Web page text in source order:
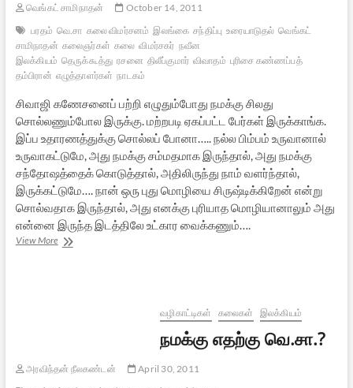
வெங்கட் சாமிநாதன்
October 14, 2011
பரதம் வெ.சா கலை விமர்சனம் இலங்கை சந்திப்பு உரையாடுதல் வெங்கட்
சாமிநாதன் கலைஞர்கள் கலை விமர்சகர் நவீன
இலக்கியம் தெருக்கூத்து ரசனை திலீப்குமார் விவாதம் புரிசை கண்ணப்பத்
தம்பிரான் எழுத்தாளர்கள் நாடகம்
சிவாஜி கணேசனைப் பற்றி எழுதும்போது நமக்கு சிலது
சொல்லணும்போல இருக்கு. மற்றபடி ஏகப்பட்ட பேர்கள் இருக்காங்க.
இப்ப உதாரணத்துக்கு சொல்லப் போனா….. நல்ல பிம்பம் உருவானால்
உருவாகட்டுமே, அது நமக்கு சம்மதமாக இருந்தால், அது நமக்கு
சந்தோஷத்தைக் கொடுத்தால், அதிலிருந்து நாம் வளர்ந்தால்,
இருக்கட்டுமே…. நான் ஒரு புது மொழியை சிருஷ்டிக்கிறேன் என்று
சொல்வதாக இருந்தால், அது எனக்கு புரியாத மொழியானாலும் அது
என்னை இருந்த இடத்திலே உட்கார வைக்கணும்….
View Moreஒரு
வழிகாட்டிகள் கலைகள் இலக்கியம்
நமக்கு எதற்கு வெ.சா.?
அரவிந்தன் நீலகண்டன்
April 30, 2011